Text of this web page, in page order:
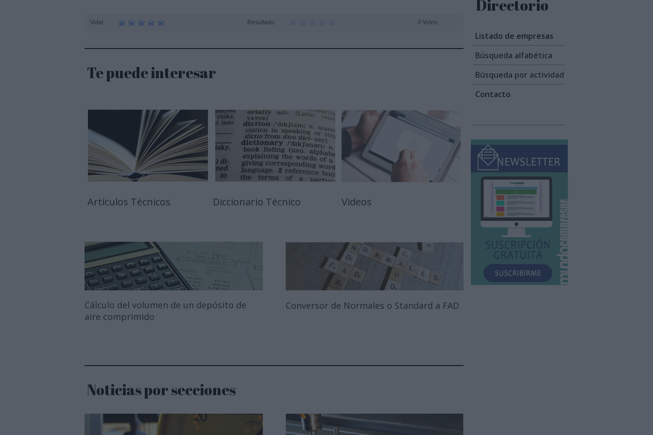
Votar: Resultado: 0 Votos
Te puede interesar
Artículos Técnicos Diccionario Técnico Videos
Cálculo del volumen de un depósito de
aire comprimido
Conversor de Normales o Standard a FAD
Noticias por secciones
Directorio
Listado de empresas
Búsqueda alfabética
Búsqueda por actividad
Contacto